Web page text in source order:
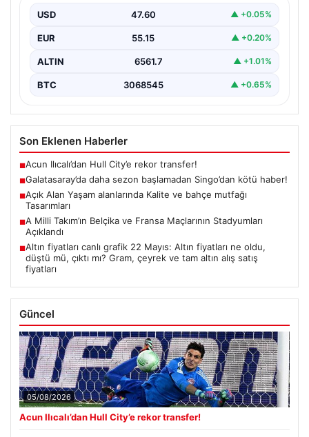
Başlangıç: Singo’nun Durumu Belirsizliğini Koruyor”,
“content”: “…
USD 47.60 ▲ +0.05%
EUR 55.15 ▲ +0.20%
ALTIN 6561.7 ▲ +1.01%
BTC 3068545 ▲ +0.65%
Son Eklenen Haberler
■Acun Ilıcalı’dan Hull City’e rekor transfer!
■Galatasaray’da daha sezon başlamadan Singo’dan kötü haber!
■Açık Alan Yaşam alanlarında Kalite ve bahçe mutfağı
Tasarımları
■A Milli Takım’ın Belçika ve Fransa Maçlarının Stadyumları
Açıklandı
■Altın fiyatları canlı grafik 22 Mayıs: Altın fiyatları ne oldu,
düştü mü, çıktı mı? Gram, çeyrek ve tam altın alış satış
fiyatları
Güncel
05/08/2026
Acun Ilıcalı’dan Hull City’e rekor transfer!